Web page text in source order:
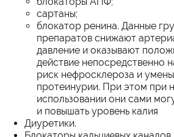
сартаны;
блокатор ренина. Данные
препаратов снижают
давление и оказывают
действие непосредственно
риск нефросклероза и
протеинурии. При этом при
использовании они сами
и повышать уровень калия
Диуретики.